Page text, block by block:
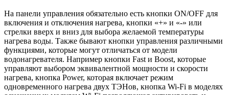
На панели управления обязательно есть кнопки ON/OFF для
включения и отключения нагрева, кнопки «+» и «-» или
стрелки вверх и вниз для выбора желаемой температуры
нагрева воды. Также бывают кнопки управления различными
функциями, которые могут отличаться от модели
водонагревателя. Например кнопки Fast и Boost, которые
управляют выбором эквивалентной мощности и скорости
нагрева, кнопка Power, которая включает режим
одновременного нагрева двух ТЭНов, кнопка Wi-Fi в моделях